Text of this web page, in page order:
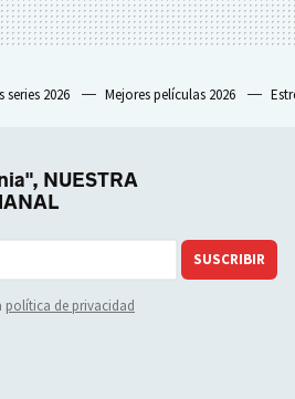
series 2026 Mejores películas 2026
NUESTRA
SUSCRIBIR
política de privacidad